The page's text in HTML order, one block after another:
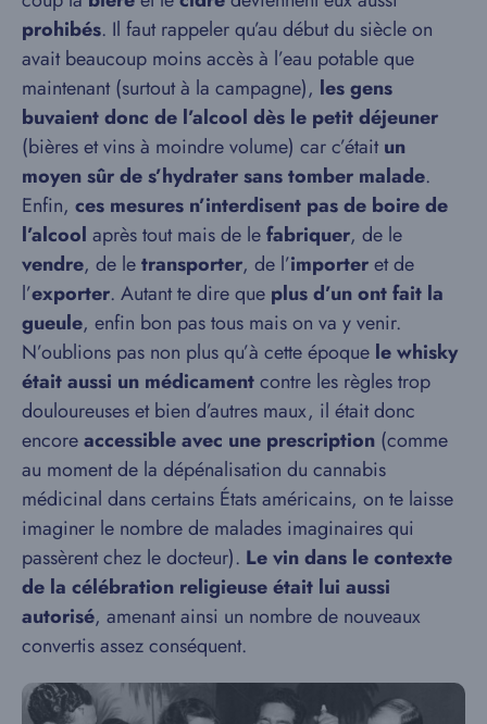
prohibés. Il faut rappeler qu’au début du siècle on
avait beaucoup moins accès à l’eau potable que
maintenant (surtout à la campagne), les gens
buvaient donc de l’alcool dès le petit déjeuner
(bières et vins à moindre volume) car c’étaitun
moyen sûr de s’hydrater sans tomber malade.
Enfin, ces mesures n’interdisent pas de boire de
l’alcool après tout mais de lefabriquer, de le
vendre, de letransporter, de l’importeret de
l’exporter. Autant te dire que plus d’un ont fait la
gueule, enfin bon pas tous mais on va y venir.
N’oublions pas non plus qu’à cette époque le whisky
était aussi un médicamentcontre les règles trop
douloureuses et bien d’autres maux, il était donc
encoreaccessible avec une prescription (comme
au moment de la dépénalisation du cannabis
médicinal dans certains États américains, on te laisse
imaginer le nombre de malades imaginaires qui
passèrent chez le docteur). Le vin dans le contexte
de la célébration religieuse était lui aussi
autorisé, amenant ainsi un nombre de nouveaux
convertis assez conséquent.